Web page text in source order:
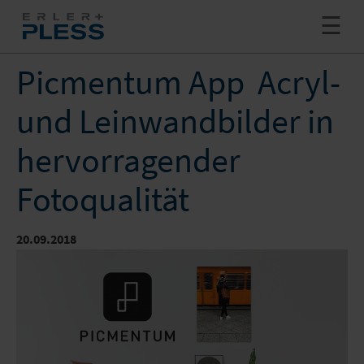
SHOWROOM
INNOVATION
PRODUKTION
GROSSFOTOS & GROSSDIAS
WABENKARTONPLATTE
STOFFDRUCK
LOGISTIK
FULFILLMENT
SHOP
+ MEHR
JETZT ANFRAGEN
NEWS
UNTERNEHMEN
STELLENANGEBOTE
SUPPORT CENTER
Picmentum App  Acryl-
und Leinwandbilder in
hervorragender
Fotoqualität
20.09.2018